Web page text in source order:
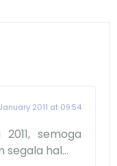
2011 at 09:54
semoga
segala hal...